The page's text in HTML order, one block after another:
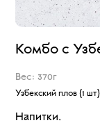
Комбо с
Вес: 370г
Узбекский плов (1
Напитки.